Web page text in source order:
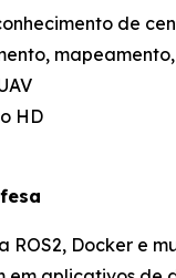
de
HD
Docker e